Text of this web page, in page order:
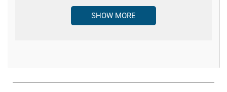
SHOW MORE